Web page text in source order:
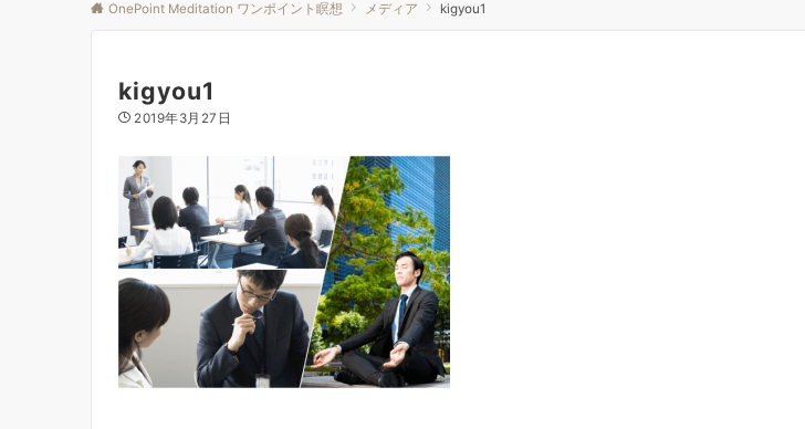
OnePoint Meditation ワンポイント瞑想 メディア kigyou1
kigyou1
2019年3月27日